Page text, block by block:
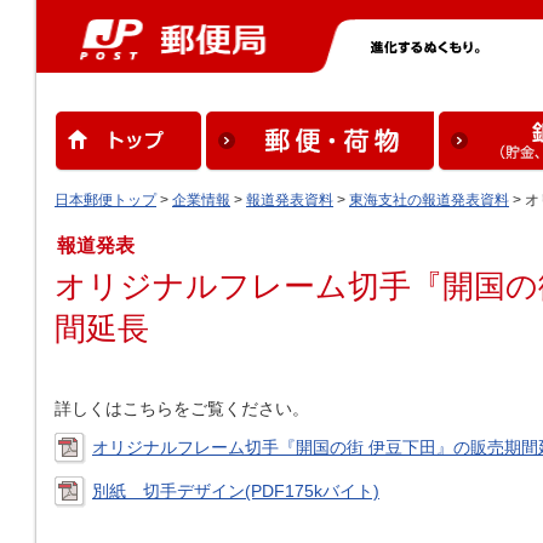
日本郵便トップ> 企業情報 > 報道発表資料 > 東海支社の報道発表資料 >
報道発表
オリジナルフレーム切手『開国
間延長
詳しくはこちらをご覧ください。
オリジナルフレーム切手『開国の街 伊豆下田』の販売期
別紙 切手デザイン(PDF175kバイト)